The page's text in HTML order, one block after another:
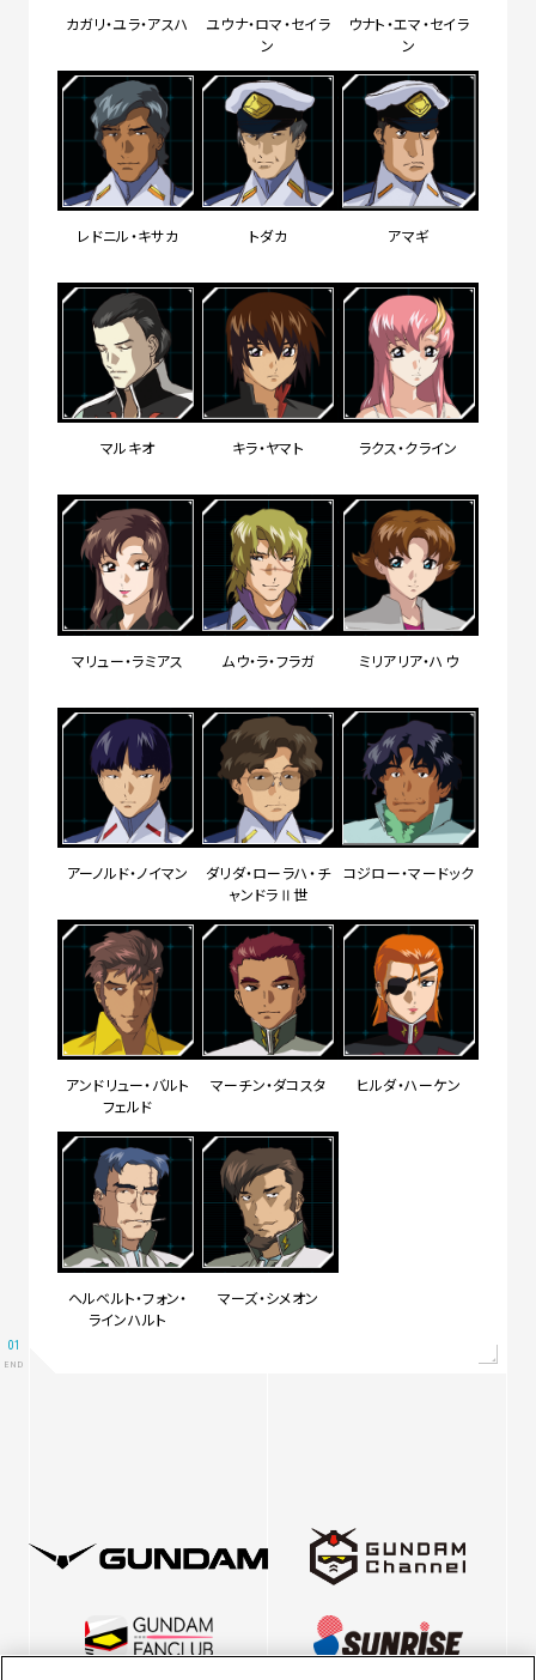
カガリ・ユラ・アスハ
ユウナ・ロマ・セイラ
ン
ウナト・エマ・セイラ
ン
レドニル・キサカ トダカ アマギ
マルキオ キラ・ヤマト ラクス・クライン
マリュー・ラミアス ムウ・ラ・フラガ ミリアリア・ハウ
アーノルド・ノイマン
ダリダ・ローラハ・チ
ャンドラⅡ世
コジロー・マードック
アンドリュー・バルト
フェルド
マーチン・ダコスタ ヒルダ・ハーケン
ヘルベルト・フォン・
ラインハルト
マーズ・シメオン